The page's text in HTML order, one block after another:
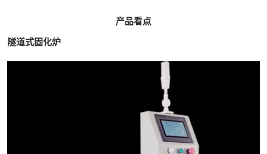
产品看点
隧道式固化炉